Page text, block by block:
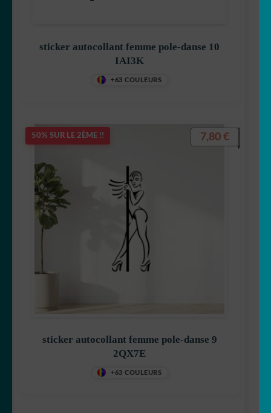
sticker autocollant femme pole-danse 10
IAI3K
+63 COULEURS
50% SUR LE 2ÈME !!
sticker autocollant femme pole-danse 9
2QX7E
+63 COULEURS
7,80 €